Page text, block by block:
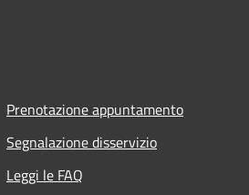
Prenotazione appuntamento
Segnalazione disservizio
Leggi le FAQ